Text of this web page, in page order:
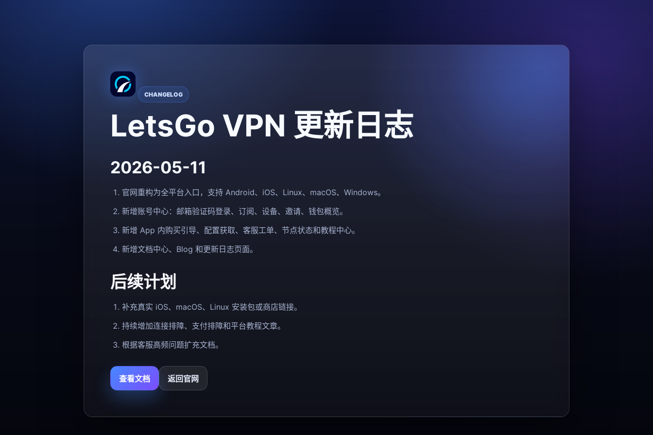
CHANGELOG
LetsGo VPN 更新日志
2026-05-11
官网重构为全平台入口，支持 Android、iOS、Linux、macOS、Windows。
新增账号中心：邮箱验证码登录、订阅、设备、邀请、钱包概览。
新增 App 内购买引导、配置获取、客服工单、节点状态和教程中心。
新增文档中心、Blog 和更新日志页面。
后续计划
补充真实 iOS、macOS、Linux 安装包或商店链接。
持续增加连接排障、支付排障和平台教程文章。
根据客服高频问题扩充文档。
查看文档 返回官网